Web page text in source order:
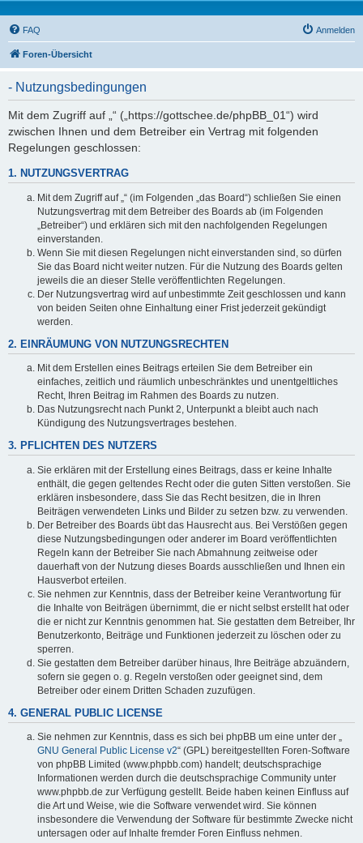
FAQ Anmelden
Foren-Übersicht
- Nutzungsbedingungen
Mit dem Zugriff auf „“ („https://gottschee.de/phpBB_01“) wird
zwischen Ihnen und dem Betreiber ein Vertrag mit folgenden
Regelungen geschlossen:
1. NUTZUNGSVERTRAG
Mit dem Zugriff auf „“ (im Folgenden „das Board“) schließen Sie einen
Nutzungsvertrag mit dem Betreiber des Boards ab (im Folgenden
„Betreiber“) und erklären sich mit den nachfolgenden Regelungen
einverstanden.
Wenn Sie mit diesen Regelungen nicht einverstanden sind, so dürfen
Sie das Board nicht weiter nutzen. Für die Nutzung des Boards gelten
jeweils die an dieser Stelle veröffentlichten Regelungen.
Der Nutzungsvertrag wird auf unbestimmte Zeit geschlossen und kann
von beiden Seiten ohne Einhaltung einer Frist jederzeit gekündigt
werden.
2. EINRÄUMUNG VON NUTZUNGSRECHTEN
Mit dem Erstellen eines Beitrags erteilen Sie dem Betreiber ein
einfaches, zeitlich und räumlich unbeschränktes und unentgeltliches
Recht, Ihren Beitrag im Rahmen des Boards zu nutzen.
Das Nutzungsrecht nach Punkt 2, Unterpunkt a bleibt auch nach
Kündigung des Nutzungsvertrages bestehen.
3. PFLICHTEN DES NUTZERS
Sie erklären mit der Erstellung eines Beitrags, dass er keine Inhalte
enthält, die gegen geltendes Recht oder die guten Sitten verstoßen. Sie
erklären insbesondere, dass Sie das Recht besitzen, die in Ihren
Beiträgen verwendeten Links und Bilder zu setzen bzw. zu verwenden.
Der Betreiber des Boards übt das Hausrecht aus. Bei Verstößen gegen
diese Nutzungsbedingungen oder anderer im Board veröffentlichten
Regeln kann der Betreiber Sie nach Abmahnung zeitweise oder
dauerhaft von der Nutzung dieses Boards ausschließen und Ihnen ein
Hausverbot erteilen.
Sie nehmen zur Kenntnis, dass der Betreiber keine Verantwortung für
die Inhalte von Beiträgen übernimmt, die er nicht selbst erstellt hat oder
die er nicht zur Kenntnis genommen hat. Sie gestatten dem Betreiber, Ihr
Benutzerkonto, Beiträge und Funktionen jederzeit zu löschen oder zu
sperren.
Sie gestatten dem Betreiber darüber hinaus, Ihre Beiträge abzuändern,
sofern sie gegen o. g. Regeln verstoßen oder geeignet sind, dem
Betreiber oder einem Dritten Schaden zuzufügen.
4. GENERAL PUBLIC LICENSE
Sie nehmen zur Kenntnis, dass es sich bei phpBB um eine unter der „
GNU General Public License v2“ (GPL) bereitgestellten Foren-Software
von phpBB Limited (www.phpbb.com) handelt; deutschsprachige
Informationen werden durch die deutschsprachige Community unter
www.phpbb.de zur Verfügung gestellt. Beide haben keinen Einfluss auf
die Art und Weise, wie die Software verwendet wird. Sie können
insbesondere die Verwendung der Software für bestimmte Zwecke nicht
untersagen oder auf Inhalte fremder Foren Einfluss nehmen.